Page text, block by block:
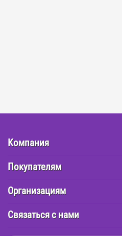
Компания
Покупателям
Организациям
Связаться с нами